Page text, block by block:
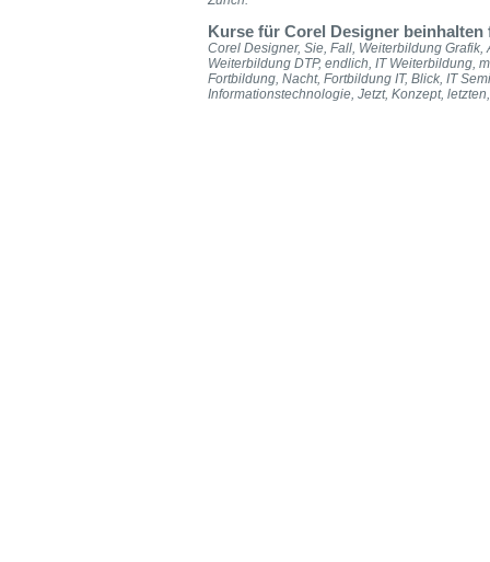
Kurse für Corel Designer
Corel Designer, Sie, Fall, Weiterbildung
Weiterbildung DTP, endlich, IT Weiterbildung,
Fortbildung, Nacht, Fortbildung IT, Blick, IT
Informationstechnologie, Jetzt, Konzept,